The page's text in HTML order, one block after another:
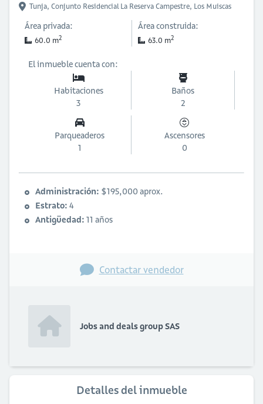
Tunja, Conjunto Residencial La Reserva Campestre, Los Muiscas
Área privada:
60.0 m2
Área construida:
63.0 m2
El inmueble cuenta con:
Habitaciones
3
Baños
2
Parqueaderos
1
Ascensores
0
Administración: $195,000 aprox.
Estrato: 4
Antigüedad: 11 años
Contactar vendedor
Jobs and deals group SAS
Detalles del inmueble